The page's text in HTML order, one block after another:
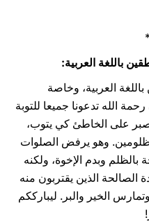
باللغة العربية:
العربية، وخاصة
الله ‏تدعونا جميعا للتوبة
يصبر على الخاطئ كي يتوب،
وهو يرفض الصلوات
بالظلم وبدم الإخوة،‏ ولكنه
الصالحة الذين يقتربون منه
‏الخير والبر. ليبارككم